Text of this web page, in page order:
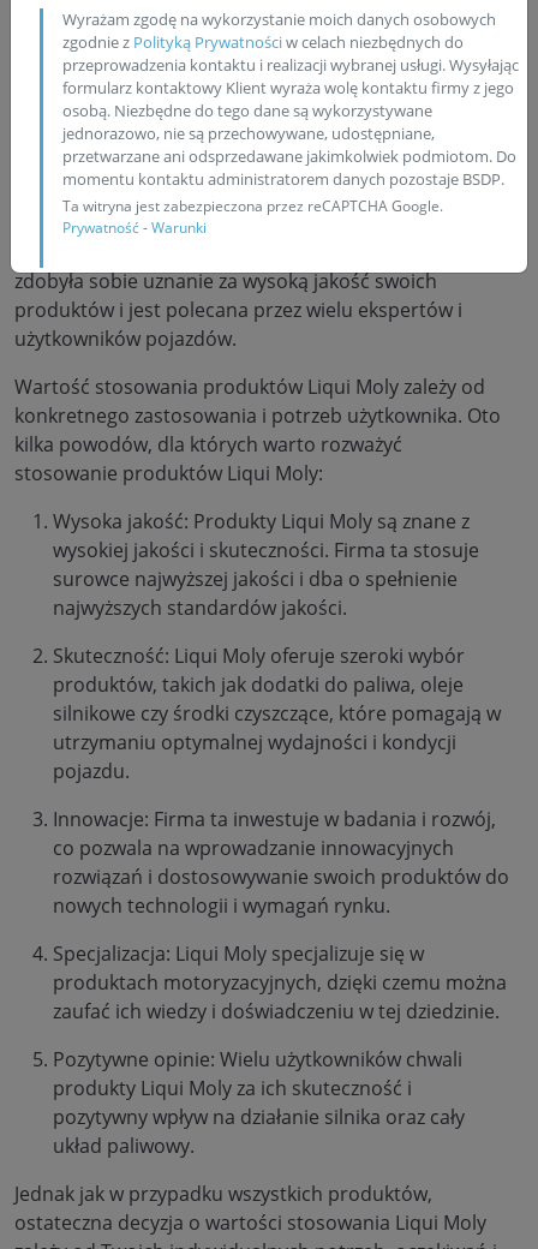
07/2010 OM 646.980
MERCEDES-BENZ Vito 111 CDI 639 2.1 85 11/2006 -
07/2010 OM 646.98..
Czy warto stosować Liqui Moly?
Liqui Moly to znana i ceniona marka produkująca
różnego rodzaju oleje, dodatki do paliwa, środki
zdobyła sobie uznanie za wysoką jakość swoich
produktów i jest polecana przez wielu ekspertów i
użytkowników pojazdów.
Wartość stosowania produktów Liqui Moly zależy od
konkretnego zastosowania i potrzeb użytkownika. Oto
kilka powodów, dla których warto rozważyć
stosowanie produktów Liqui Moly:
Wysoka jakość: Produkty Liqui Moly są znane z
wysokiej jakości i skuteczności. Firma ta stosuje
surowce najwyższej jakości i dba o spełnienie
najwyższych standardów jakości.
Skuteczność: Liqui Moly oferuje szeroki wybór
produktów, takich jak dodatki do paliwa, oleje
silnikowe czy środki czyszczące, które pomagają w
utrzymaniu optymalnej wydajności i kondycji
pojazdu.
Innowacje: Firma ta inwestuje w badania i rozwój,
co pozwala na wprowadzanie innowacyjnych
rozwiązań i dostosowywanie swoich produktów do
nowych technologii i wymagań rynku.
Specjalizacja: Liqui Moly specjalizuje się w
produktach motoryzacyjnych, dzięki czemu można
zaufać ich wiedzy i doświadczeniu w tej dziedzinie.
Pozytywne opinie: Wielu użytkowników chwali
produkty Liqui Moly za ich skuteczność i
pozytywny wpływ na działanie silnika oraz cały
układ paliwowy.
Jednak jak w przypadku wszystkich produktów,
ostateczna decyzja o wartości stosowania Liqui Moly
Wyrażam zgodę na wykorzystanie moich danych osobowych
zgodnie z Polityką Prywatnościw celach niezbędnych do
przeprowadzenia kontaktu i realizacji wybranej usługi. Wysyłając
formularz kontaktowy Klient wyraża wolę kontaktu firmy z jego
osobą. Niezbędne do tego dane są wykorzystywane
jednorazowo, nie są przechowywane, udostępniane,
przetwarzane ani odsprzedawane jakimkolwiek podmiotom. Do
momentu kontaktu administratorem danych pozostaje BSDP.
Ta witryna jest zabezpieczona przez reCAPTCHA Google.
Prywatność-Warunki